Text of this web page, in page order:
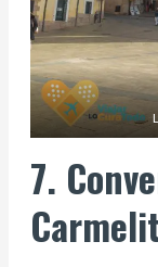
7.